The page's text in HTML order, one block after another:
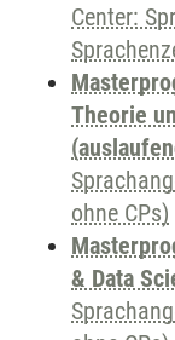
Center:
Theorie
ohne CPs)
& Data